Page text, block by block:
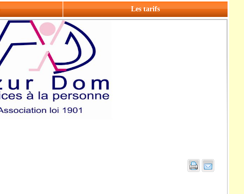
Les tarifs